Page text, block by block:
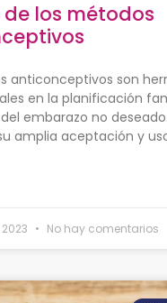
de los métodos
anticonceptivos son
en la planificación
embarazo no
amplia aceptación y
No hay comentarios